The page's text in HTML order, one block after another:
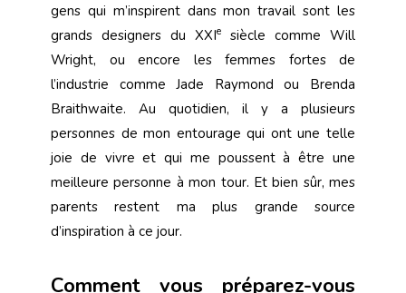
gens qui m’inspirent dans mon travail sont les
grands designers du XXIe
siècle comme Will
Wright, ou encore les femmes fortes de
l’industrie comme Jade Raymond ou Brenda
Braithwaite. Au quotidien, il y a plusieurs
personnes de mon entourage qui ont une telle
joie de vivre et qui me poussent à être une
meilleure personne à mon tour. Et bien sûr, mes
parents restent ma plus grande source
d’inspiration à ce jour.
Comment vous préparez-vous